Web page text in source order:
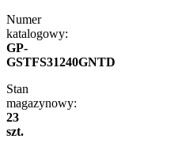
Numer
katalogowy:
GP-
GSTFS31240GNTD
Stan
magazynowy:
23
szt.